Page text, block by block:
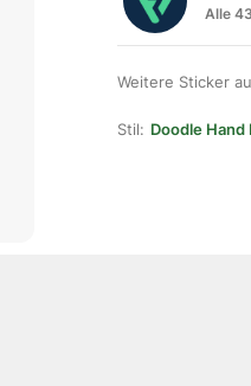
Alle
Weitere Sticker
Stil: Doodle Hand